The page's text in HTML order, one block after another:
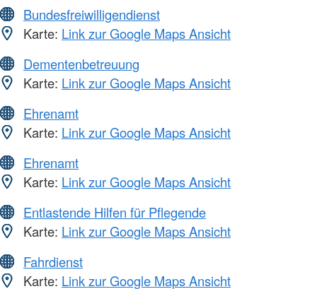
Bundesfreiwilligendienst
Karte: Link zur Google Maps Ansicht
Dementenbetreuung
Karte: Link zur Google Maps Ansicht
Ehrenamt
Karte: Link zur Google Maps Ansicht
Ehrenamt
Karte: Link zur Google Maps Ansicht
Entlastende Hilfen für Pflegende
Karte: Link zur Google Maps Ansicht
Fahrdienst
Karte: Link zur Google Maps Ansicht